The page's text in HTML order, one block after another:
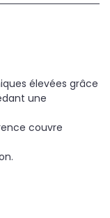
élevées grâce
une
couvre